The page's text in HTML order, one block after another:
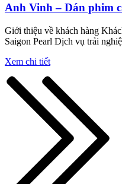
Anh Vinh – Dán phim
Giới thiệu về khách hàng
Saigon Pearl Dịch vụ trải
Xem chi tiết